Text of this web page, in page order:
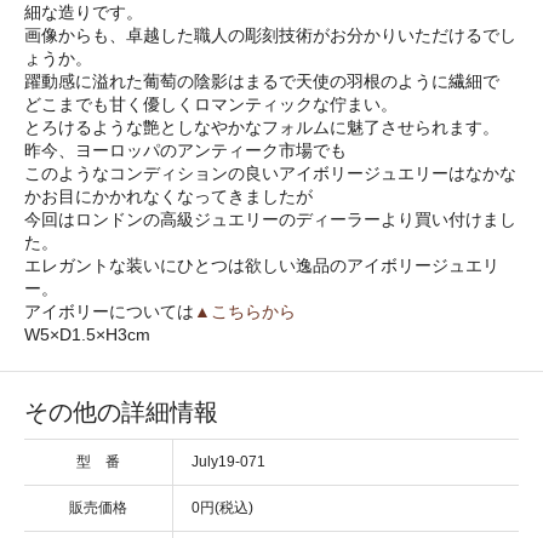
細な造りです。
画像からも、卓越した職人の彫刻技術がお分かりいただけるでし
ょうか。
躍動感に溢れた葡萄の陰影はまるで天使の羽根のように繊細で
どこまでも甘く優しくロマンティックな佇まい。
とろけるような艶としなやかなフォルムに魅了させられます。
昨今、ヨーロッパのアンティーク市場でも
このようなコンディションの良いアイボリージュエリーはなかな
かお目にかかれなくなってきましたが
今回はロンドンの高級ジュエリーのディーラーより買い付けまし
た。
エレガントな装いにひとつは欲しい逸品のアイボリージュエリ
ー。
アイボリーについては ▲こちらから
W5×D1.5×H3cm
その他の詳細情報
型 番 July19-071
販売価格 0円(税込)